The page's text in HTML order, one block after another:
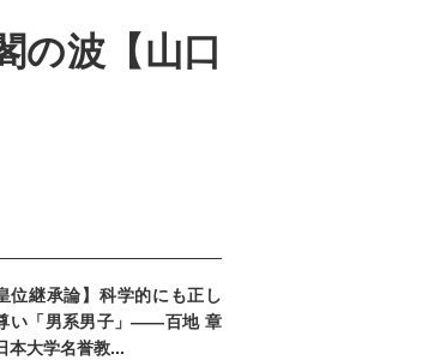
の波【山口
位継承論】科学的にも正し
い「男系男子」――百地 章
本大学名誉教...